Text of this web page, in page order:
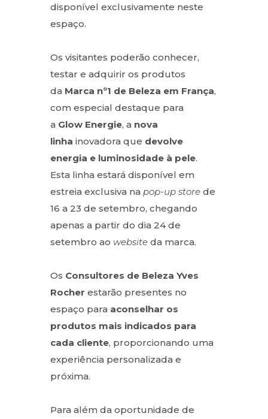
disponível exclusivamente neste
espaço.
Os visitantes poderão conhecer,
testar e adquirir os produtos
da Marca nº1 de Beleza em França,
com especial destaque para
a Glow Energie, a nova
linha inovadora que devolve
energia e luminosidade à pele.
Esta linha estará disponível em
estreia exclusiva na pop-up store de
16 a 23 de setembro, chegando
apenas a partir do dia 24 de
setembro ao website da marca.
Os Consultores de Beleza Yves
Rocher estarão presentes no
espaço para aconselhar os
produtos mais indicados para
cada cliente, proporcionando uma
experiência personalizada e
próxima.
Para além da oportunidade de